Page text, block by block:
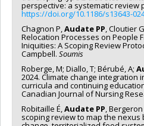
perspective: a systematic review
https://doi.org/10.1186/s13643-
Chagnon P,Audate PP, Cloutier
Relocation Processes on People
Iniquities: A Scoping Review
Campbell. Soumis
Roberge, M; Diallo, T; Bérubé, A;
2024. Climate change integration
curricula and continuing
Canadian Journal of Nursing
Robitaille É,Audate PP,
scoping review to map the nexus